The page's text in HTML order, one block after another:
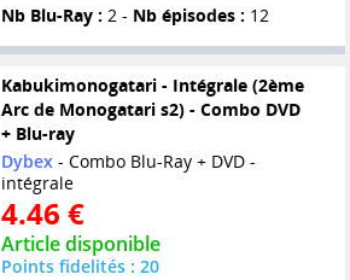
Nb Blu-Ray : 2 - Nb épisodes : 12
Kabukimonogatari - Intégrale (2ème
Arc de Monogatari s2) - Combo DVD
+ Blu-ray
Dybex- Combo Blu-Ray + DVD -
intégrale
4.46 €
Article disponible
Points fidelités : 20